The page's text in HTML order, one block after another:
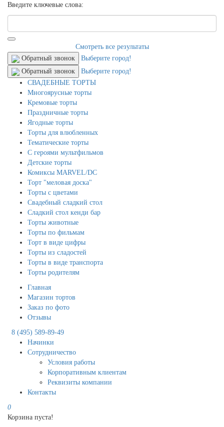
Введите ключевые слова:
Смотреть все результаты
Обратный звонок
Выберите город!
Обратный звонок
Выберите город!
СВАДЕБНЫЕ ТОРТЫ
Многоярусные торты
Кремовые торты
Праздничные торты
Ягодные торты
Торты для влюбленных
Тематические торты
С героями мультфильмов
Детские торты
Комиксы MARVEL/DC
Торт "меловая доска"
Торты с цветами
Свадебный сладкий стол
Сладкий стол кенди бар
Торты животные
Торты по фильмам
Торт в виде цифры
Торты из сладостей
Торты в виде транспорта
Торты родителям
Главная
Магазин тортов
Заказ по фото
Отзывы
8 (495) 589-89-49
Начинки
Сотрудничество
Условия работы
Корпоративным клиентам
Реквизиты компании
Контакты
0
Корзина пуста!